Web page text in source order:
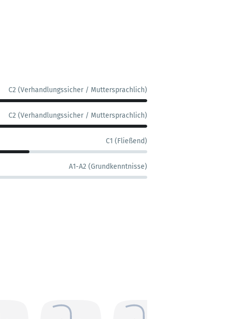
C2 (Verhandlungssicher / Muttersprachlich)
C2 (Verhandlungssicher / Muttersprachlich)
C1 (Fließend)
A1-A2 (Grundkenntnisse)